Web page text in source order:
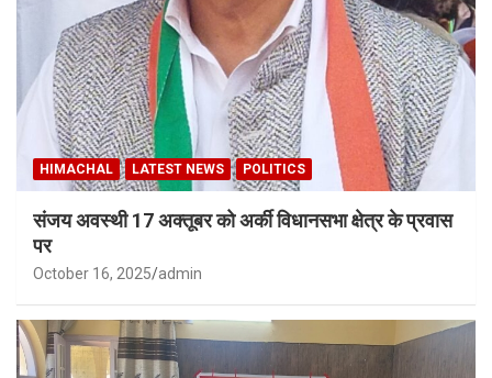
HIMACHAL LATEST NEWS POLITICS
संजय अवस्थी 17 अक्तूबर को अर्की विधानसभा क्षेत्र के प्रवास
पर
October 16, 2025 admin